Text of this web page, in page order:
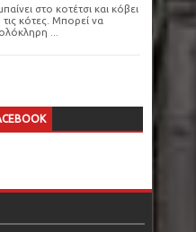
στο κοτέτσι και κόβει
κότες. Μπορεί να
...